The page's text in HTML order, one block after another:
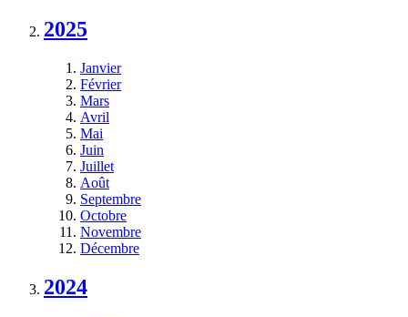
2025
Janvier
Février
Mars
Avril
Mai
Juin
Juillet
Août
Septembre
Octobre
Novembre
Décembre
2024